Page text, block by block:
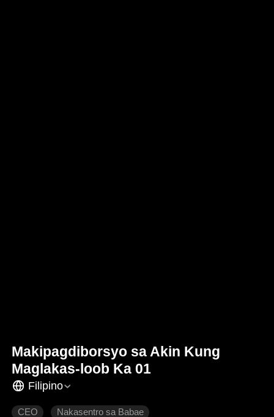
Makipagdiborsyo sa Akin Kung
Maglakas-loob Ka 01
Filipino
CEO Nakasentro sa Babae